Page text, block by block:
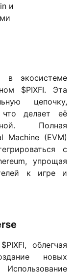
и
в экосистеме
$PIXFI. Эта
цепочку,
делает её
Полная
Machine (EVM)
с
упрощая
к игре и
облегчая
новых